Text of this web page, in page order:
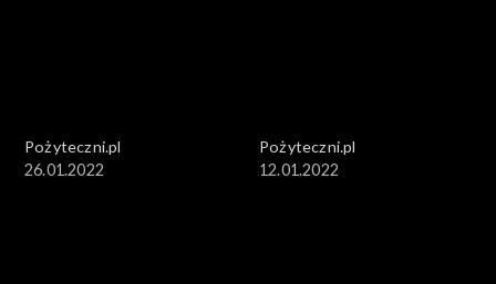
Pożyteczni.pl
26.01.2022
Pożyteczni.pl
12.01.2022